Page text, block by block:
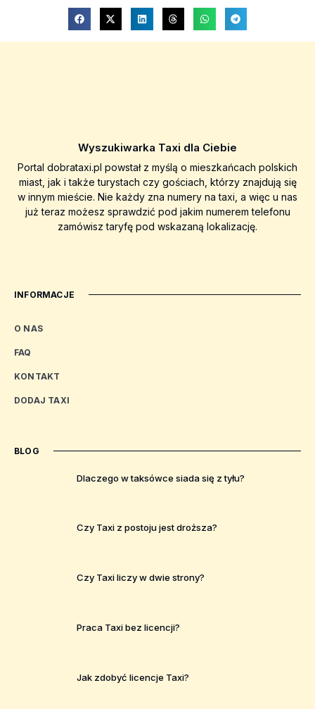
Wyszukiwarka Taxi dla Ciebie
Portal dobrataxi.pl powstał z myślą o mieszkańcach polskich
miast, jak i także turystach czy gościach, którzy znajdują się
w innym mieście. Nie każdy zna numery na taxi, a więc u nas
już teraz możesz sprawdzić pod jakim numerem telefonu
zamówisz taryfę pod wskazaną lokalizację.
INFORMACJE
O NAS
FAQ
KONTAKT
DODAJ TAXI
BLOG
Dlaczego w taksówce siada się z tyłu?
Czy Taxi z postoju jest droższa?
Czy Taxi liczy w dwie strony?
Praca Taxi bez licencji?
Jak zdobyć licencje Taxi?